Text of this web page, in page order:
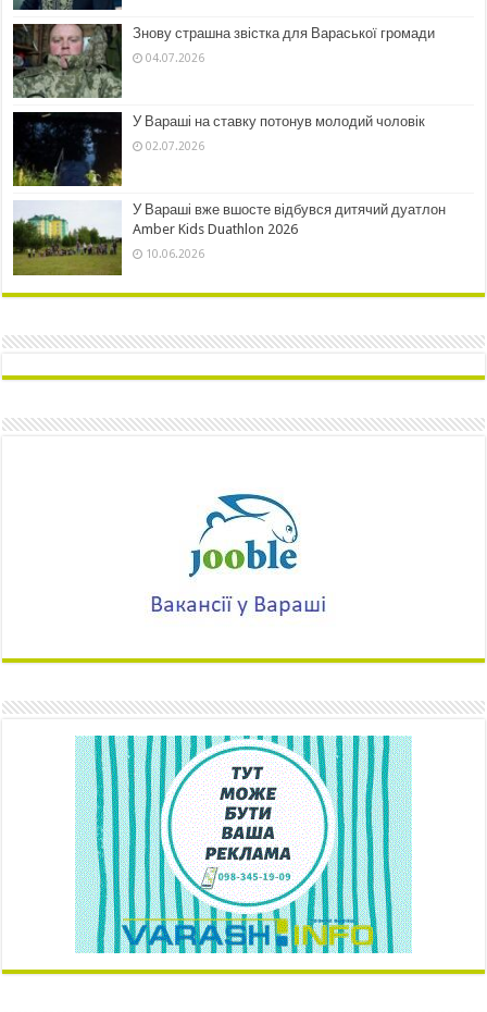
Знову страшна звістка для Вараської громади
04.07.2026
У Вараші на ставку потонув молодий чоловік
02.07.2026
У Вараші вже вшосте відбувся дитячий дуатлон
Amber Kids Duathlon 2026
10.06.2026